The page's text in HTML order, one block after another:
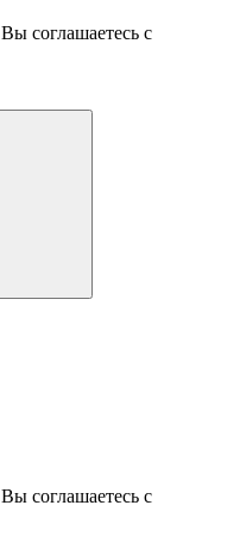
соглашаетесь с
соглашаетесь с